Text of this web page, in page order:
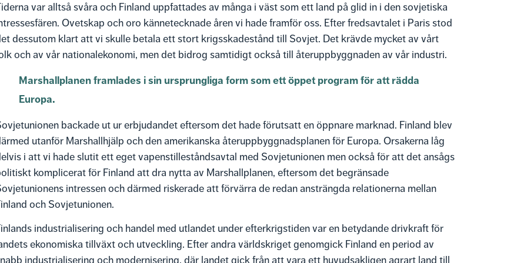
var alltså svåra och Finland uppfattades av många i väst som ett land på glid in i den sovjetiska
Ovetskap och oro kännetecknade åren vi hade framför oss. Efter fredsavtalet i Paris stod
dessutom klart att vi skulle betala ett stort krigsskadestånd till Sovjet. Det krävde mycket av vårt
och av vår nationalekonomi, men det bidrog samtidigt också till återuppbyggnaden av vår industri.
Marshallplanen framlades i sin ursprungliga form som ett öppet program för att rädda
Europa.
backade ut ur erbjudandet eftersom det hade förutsatt en öppnare marknad. Finland blev
utanför Marshallhjälp och den amerikanska återuppbyggnadsplanen för Europa. Orsakerna låg
i att vi hade slutit ett eget vapenstilleståndsavtal med Sovjetunionen men också för att det ansågs
komplicerat för Finland att dra nytta av Marshallplanen, eftersom det begränsade
intressen och därmed riskerade att förvärra de redan ansträngda relationerna mellan
och Sovjetunionen.
industrialisering och handel med utlandet under efterkrigstiden var en betydande drivkraft för
ekonomiska tillväxt och utveckling. Efter andra världskriget genomgick Finland en period av
industrialisering och modernisering, där landet gick från att vara ett huvudsakligen agrart land till